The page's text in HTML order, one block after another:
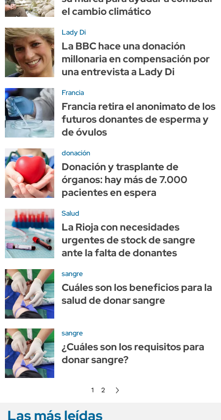
el cambio climático
Lady Di
La BBC hace una donación
millonaria en compensación por
una entrevista a Lady Di
Francia
Francia retira el anonimato de los
futuros donantes de esperma y
de óvulos
donación
Donación y trasplante de
órganos: hay más de 7.000
pacientes en espera
Salud
La Rioja con necesidades
urgentes de stock de sangre
ante la falta de donantes
sangre
Cuáles son los beneficios para la
salud de donar sangre
sangre
¿Cuáles son los requisitos para
donar sangre?
1 2
Las más leídas